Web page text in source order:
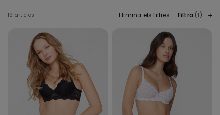
19 articles Elimina els filtres Filtra (1)